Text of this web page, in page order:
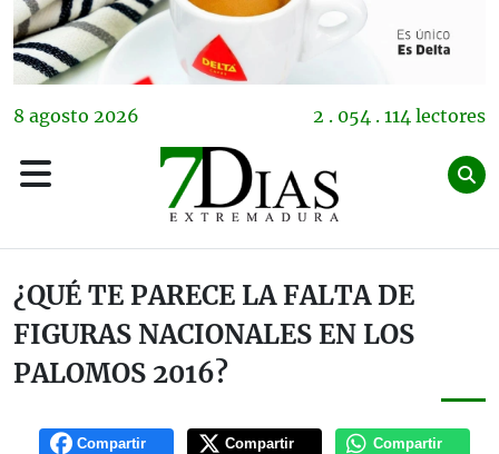
8 agosto 2026 2 . 054 . 114 lectores
¿QUÉ TE PARECE LA FALTA DE
FIGURAS NACIONALES EN LOS
PALOMOS 2016?
Compartir Compartir Compartir